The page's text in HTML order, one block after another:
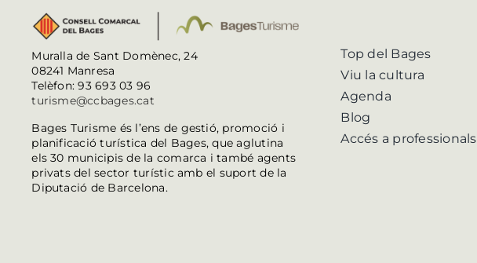
Muralla de Sant Domènec, 24
08241 Manresa
Telèfon: 93 693 03 96
turisme@ccbages.cat
Bages Turisme és l’ens de gestió, promoció i
planificació turística del Bages, que aglutina
els 30 municipis de la comarca i també agents
privats del sector turístic amb el suport de la
Diputació de Barcelona.
Top del Bages
Viu la cultura
Agenda
Blog
Accés a professionals